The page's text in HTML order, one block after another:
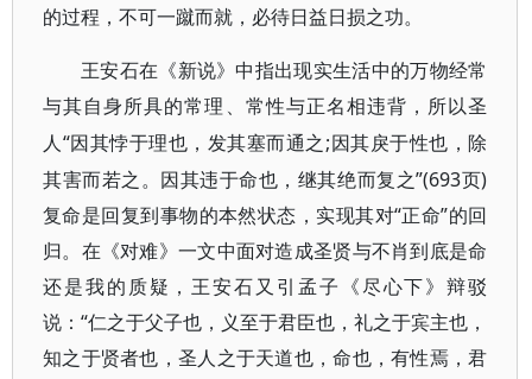
的过程，不可一蹴而就，必待日益日损之功。
王安石在《新说》中指出现实生活中的万物经常
与其自身所具的常理、常性与正名相违背，所以圣
人 “因其悖于理也，发其塞而通之;因其戾于性也，除
其害而若之。因其违于命也，继其绝而复之”(693页)
复命是回复到事物的本然状态，实现其对“正命”的回
归。在《对难》一文中面对造成圣贤与不肖到底是命
还是我的质疑，王安石又引孟子《尽心下》辩驳
说：“仁之于父子也，义至于君臣也，礼之于宾主也，
知之于贤者也，圣人之于天道也，命也，有性焉，君